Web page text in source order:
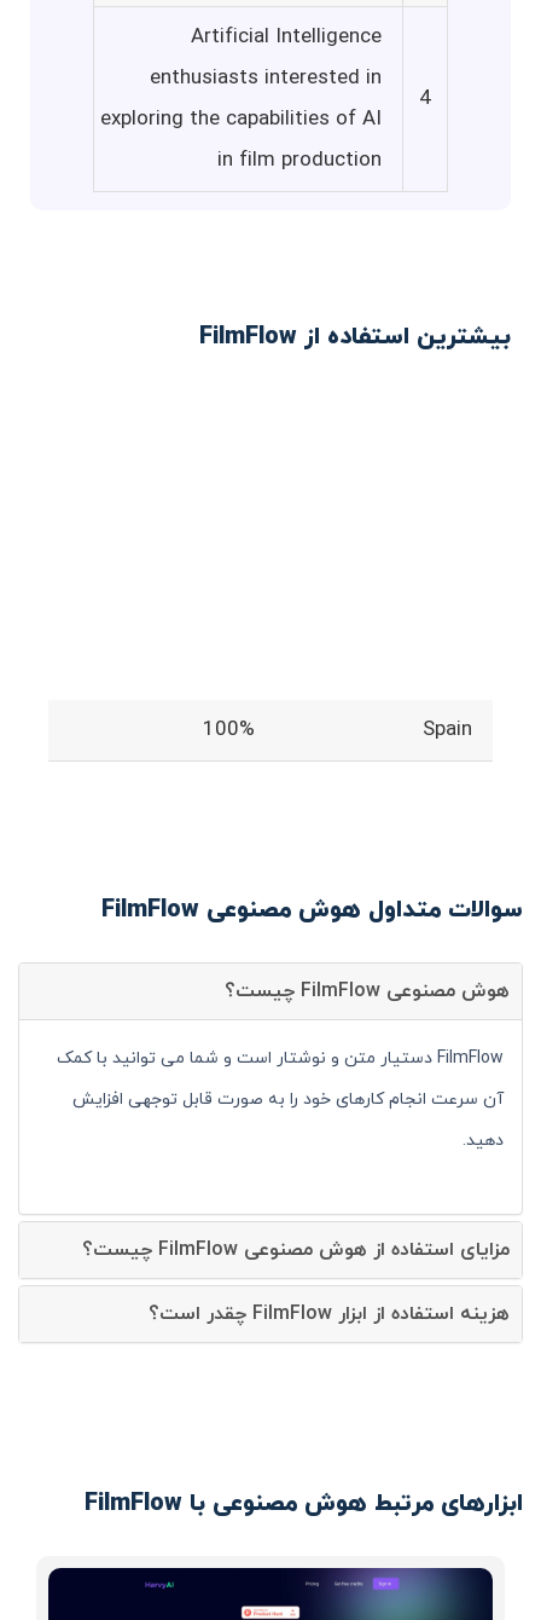
4
Artificial Intelligence
enthusiasts interested in
exploring the capabilities of AI
in film production
بیشترین استفاده از FilmFlow
Spain
100%
سوالات متداول هوش مصنوعی FilmFlow
هوش مصنوعی FilmFlow چیست؟
FilmFlow دستیار متن و نوشتار است و شما می توانید با کمک
آن سرعت انجام کارهای خود را به صورت قابل توجهی افزایش
دهید.
مزایای استفاده از هوش مصنوعی FilmFlow چیست؟
هزینه استفاده از ابزار FilmFlow چقدر است؟
ابزارهای مرتبط هوش مصنوعی با FilmFlow